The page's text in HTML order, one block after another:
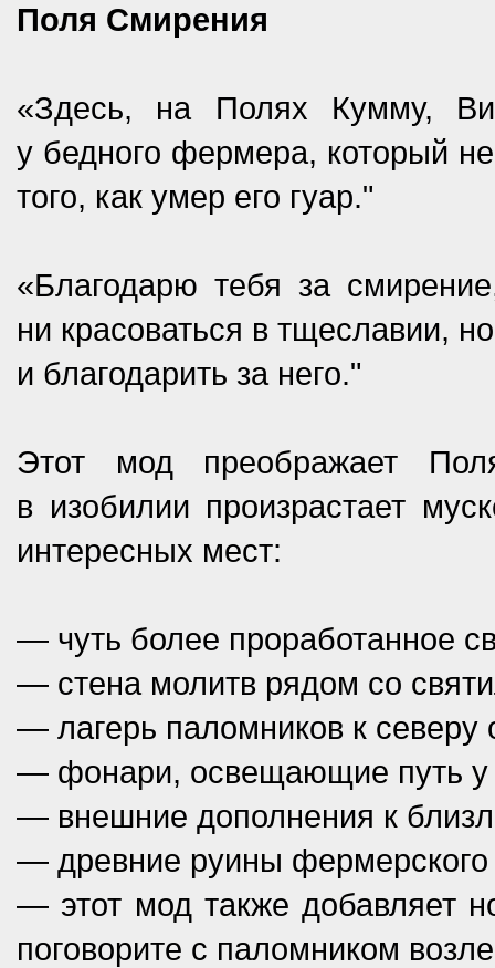
Поля Смирения
«Здесь, на Полях Кумму,
у бедного фермера, который
того, как умер его гуар."
«Благодарю тебя за
ни красоваться в тщеславии,
и благодарить за него."
Этот мод преображает
в изобилии произрастает
интересных мест:
— чуть более проработанное
— стена молитв рядом со
— лагерь паломников к северу
— фонари, освещающие путь у
— внешние дополнения к
— древние руины
— этот мод также добавляет
поговорите с паломником